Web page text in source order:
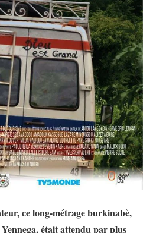
ce long-métrage burkinabè,
était attendu par plus